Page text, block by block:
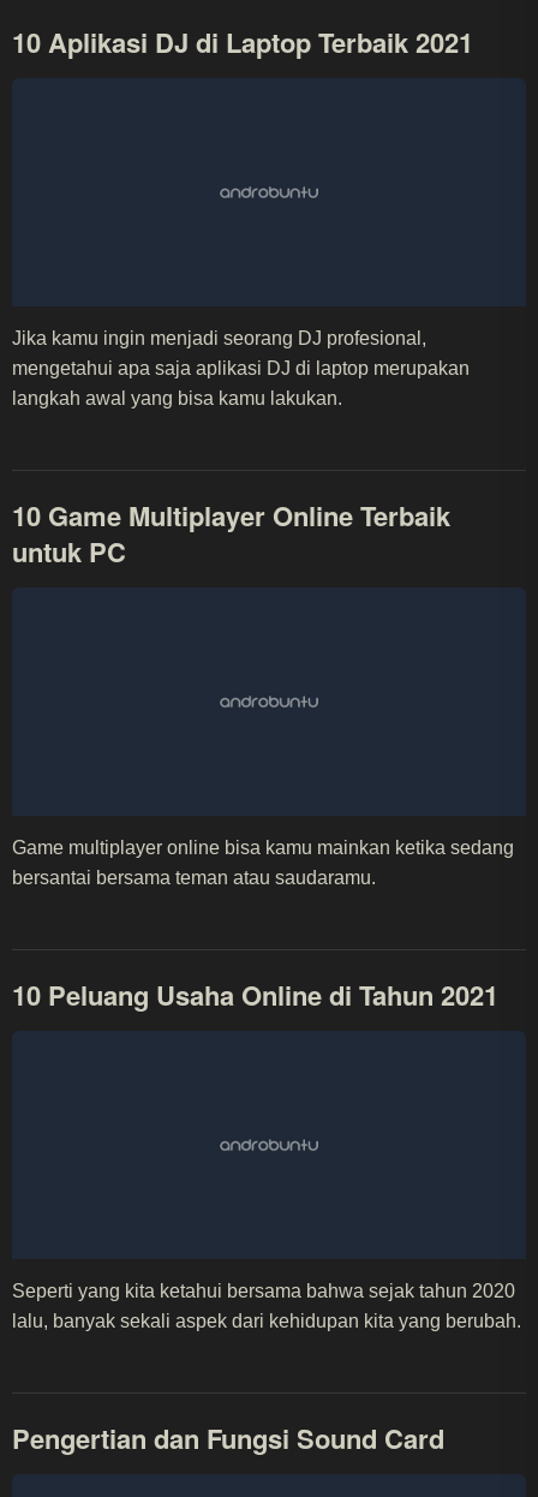
10 Aplikasi DJ di Laptop Terbaik 2021
Jika kamu ingin menjadi seorang DJ profesional,
mengetahui apa saja aplikasi DJ di laptop merupakan
langkah awal yang bisa kamu lakukan.
10 Game Multiplayer Online Terbaik
untuk PC
Game multiplayer online bisa kamu mainkan ketika sedang
bersantai bersama teman atau saudaramu.
10 Peluang Usaha Online di Tahun 2021
Seperti yang kita ketahui bersama bahwa sejak tahun 2020
lalu, banyak sekali aspek dari kehidupan kita yang berubah.
Pengertian dan Fungsi Sound Card